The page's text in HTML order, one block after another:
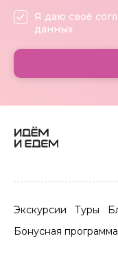
Экскурсии Туры
Бонусная программа
Я даю своё
данных